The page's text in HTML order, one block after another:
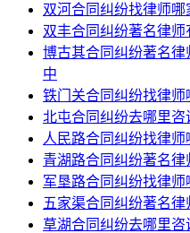
双河合同纠纷找律师
双丰合同纠纷著名律
博古其合同纠纷著名
中
铁门关合同纠纷找律
北屯合同纠纷去哪里
人民路合同纠纷找律
青湖路合同纠纷著名
军垦路合同纠纷找律
五家渠合同纠纷著名
草湖合同纠纷去哪里